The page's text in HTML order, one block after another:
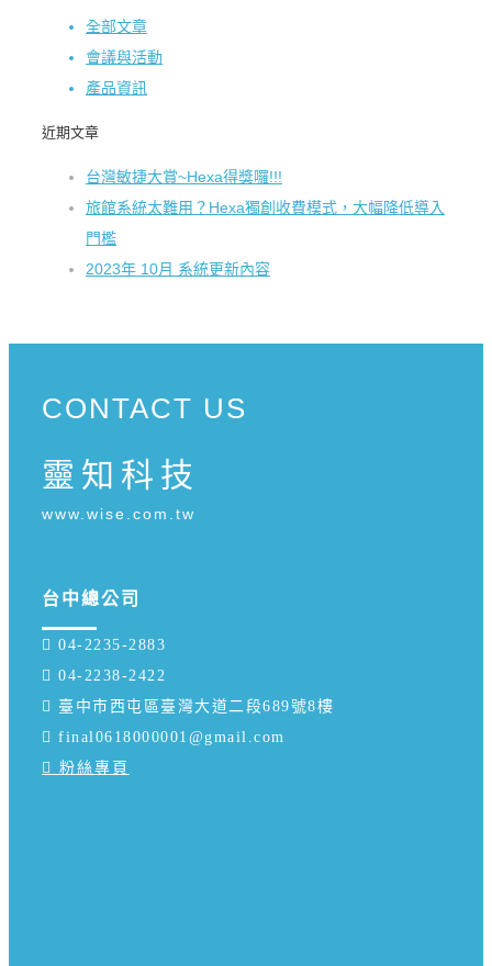
全部文章
會議與活動
產品資訊
近期文章
台灣敏捷大賞~Hexa得獎囉!!!
旅館系統太難用？Hexa獨創收費模式，大幅降低導入
門檻
2023年 10月 系統更新內容
CONTACT US
靈知科技
www.wise.com.tw
台中總公司
 04-2235-2883
 04-2238-2422
 臺中市西屯區臺灣大道二段689號8樓
 final0618000001@gmail.com
 粉絲專頁